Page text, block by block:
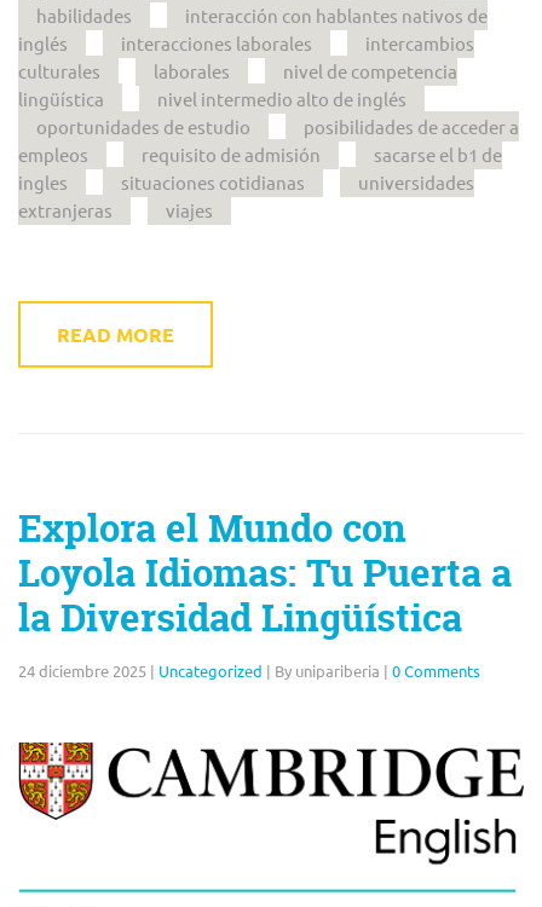
habilidades
interacción con hablantes nativos de
inglés
interacciones laborales
intercambios
culturales
laborales
nivel de competencia
lingüística
nivel intermedio alto de inglés
oportunidades de estudio
posibilidades de acceder a
empleos
requisito de admisión
sacarse el b1 de
ingles
situaciones cotidianas
universidades
extranjeras
viajes
READ MORE
Explora el Mundo con
Loyola Idiomas: Tu Puerta a
la Diversidad Lingüística
24 diciembre 2025 | Uncategorized | By unipariberia | 0 Comments